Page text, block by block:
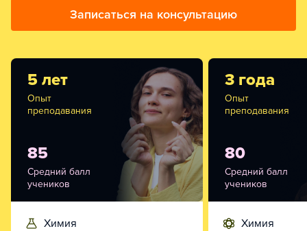
Записаться на консультацию
5 лет
Опыт
преподавания
85
Средний балл
учеников
химия
3 года
Опыт
преподавания
80
Средний балл
учеников
химия